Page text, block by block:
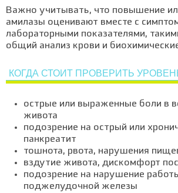
Важно учитывать, что повышение
амилазы оценивают вместе с
лабораторными показателями,
общий анализ крови и
КОГДА СТОИТ ПРОВЕРИТЬ
острые или выраженные боли в
живота
подозрение на острый или
панкреатит
тошнота, рвота, нарушения
вздутие живота, дискомфорт
подозрение на нарушение
поджелудочной железы